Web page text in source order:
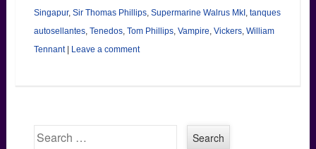
Singapur, Sir Thomas Phillips, Supermarine Walrus MkI , tanques
autosellantes, Tenedos, Tom Phillips, Vampire, Vickers, William
Tennant
Leave a comment
Search